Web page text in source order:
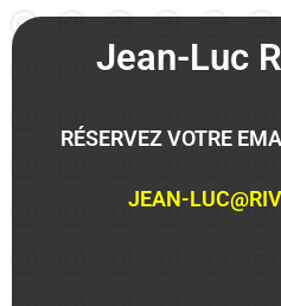
Jean-Luc
RÉSERVEZ VOTRE
JEAN-